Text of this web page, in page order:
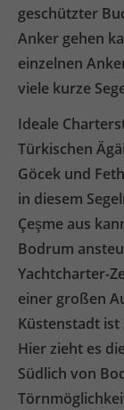
geschützter
Anker gehen
einzelnen
viele kurze
Ideale
Türkischen
Göcek und
in diesem
Çeşme aus
Bodrum
Yachtcharter-
einer großen
Küstenstadt
Hier zieht es
Südlich von